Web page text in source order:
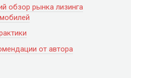
обзор рынка лизинга
от автора